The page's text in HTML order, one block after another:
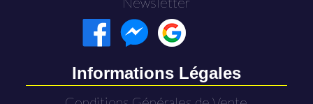
Informations Légales